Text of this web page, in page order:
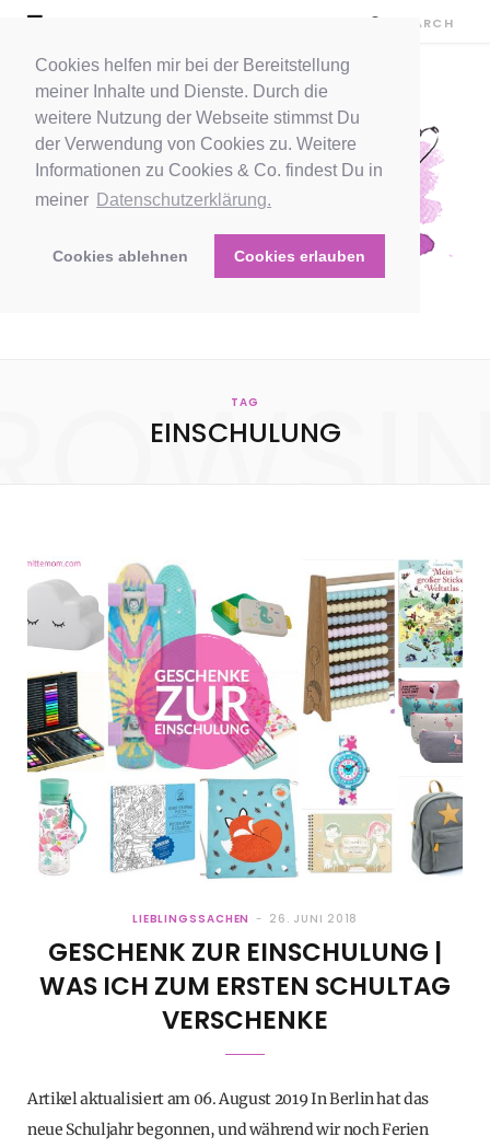
Cookies helfen mir bei der Bereitstellung
meiner Inhalte und Dienste. Durch die
weitere Nutzung der Webseite stimmst Du
der Verwendung von Cookies zu. Weitere
Informationen zu Cookies & Co. findest Du in
meiner Datenschutzerklärung.
Cookies ablehnen Cookies erlauben
TAG
EINSCHULUNG
LIEBLINGSSACHEN 26. JUNI 2018
GESCHENK ZUR EINSCHULUNG |
WAS ICH ZUM ERSTEN SCHULTAG
VERSCHENKE
Artikel aktualisiert am 06. August 2019 In Berlin hat das
neue Schuljahr begonnen, und während wir noch Ferien